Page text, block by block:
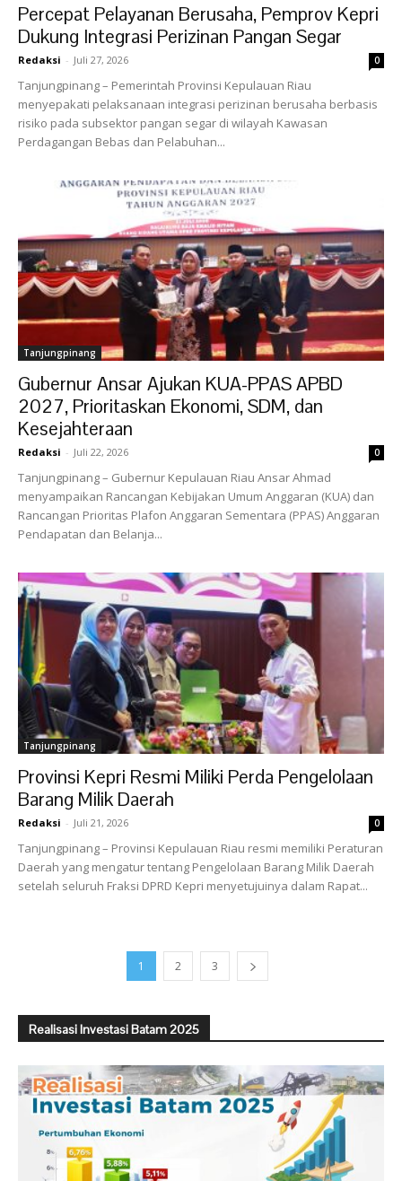
Percepat Pelayanan Berusaha, Pemprov Kepri
Dukung Integrasi Perizinan Pangan Segar
Redaksi - Juli 27, 2026 0
Tanjungpinang – Pemerintah Provinsi Kepulauan Riau
menyepakati pelaksanaan integrasi perizinan berusaha berbasis
risiko pada subsektor pangan segar di wilayah Kawasan
Perdagangan Bebas dan Pelabuhan...
Tanjungpinang
Gubernur Ansar Ajukan KUA-PPAS APBD
2027, Prioritaskan Ekonomi, SDM, dan
Kesejahteraan
Redaksi - Juli 22, 2026 0
Tanjungpinang – Gubernur Kepulauan Riau Ansar Ahmad
menyampaikan Rancangan Kebijakan Umum Anggaran (KUA) dan
Rancangan Prioritas Plafon Anggaran Sementara (PPAS) Anggaran
Pendapatan dan Belanja...
Tanjungpinang
Provinsi Kepri Resmi Miliki Perda Pengelolaan
Barang Milik Daerah
Redaksi - Juli 21, 2026 0
Tanjungpinang – Provinsi Kepulauan Riau resmi memiliki Peraturan
Daerah yang mengatur tentang Pengelolaan Barang Milik Daerah
setelah seluruh Fraksi DPRD Kepri menyetujuinya dalam Rapat...
1 2 3
Realisasi Investasi Batam 2025